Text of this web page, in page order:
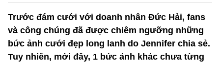
Trước đám cưới với doanh nhân Đức Hải, fans
và công chúng đã được chiêm ngưỡng những
bức ảnh cưới đẹp long lanh do Jennifer chia sẻ.
Tuy nhiên, mới đây, 1 bức ảnh khác chưa từng